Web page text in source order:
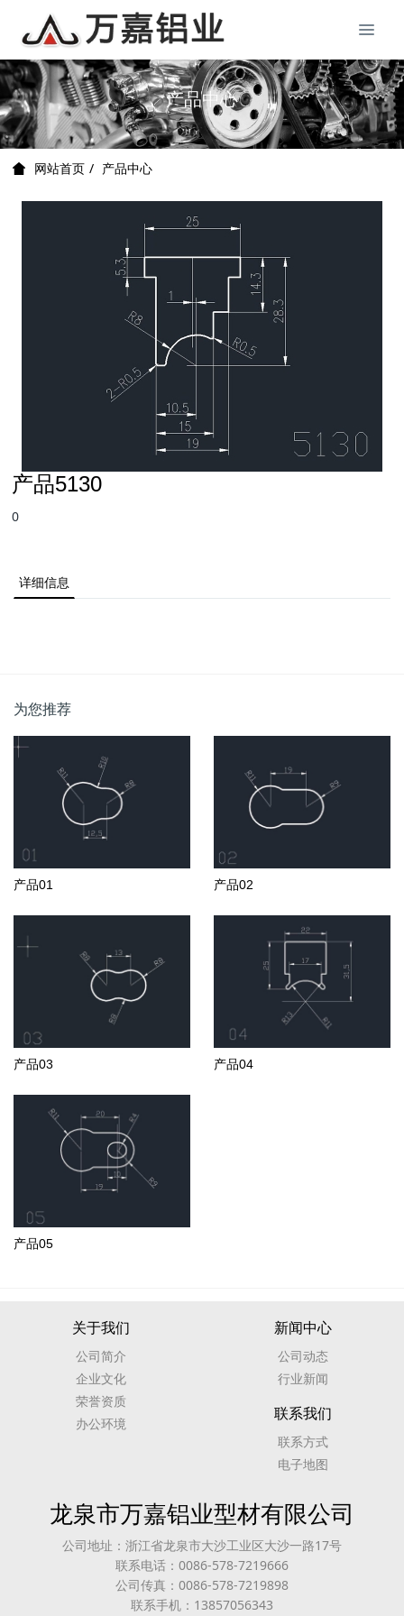
产品中心
网站首页 产品中心
产品5130
0
详细信息
为您推荐
产品01 产品02
产品03 产品04
产品05
关于我们
公司简介
企业文化
荣誉资质
办公环境
新闻中心
公司动态
行业新闻
联系我们
联系方式
电子地图
龙泉市万嘉铝业型材有限公司
公司地址：浙江省龙泉市大沙工业区大沙一路17号
联系电话：0086-578-7219666
公司传真：0086-578-7219898
联系手机：13857056343